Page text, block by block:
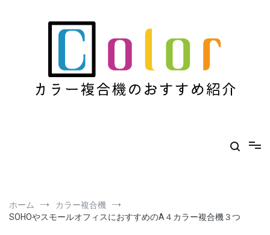
ホーム
カラー複合機
SOHOやスモールオフィスにおすすめのA４カラー複合機３つ